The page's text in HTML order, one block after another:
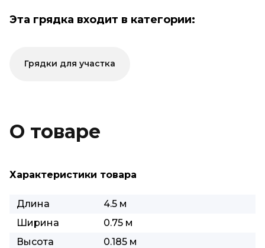
Эта грядка входит в категории:
Грядки для участка
О товаре
Характеристики товара
Длина
4.5 м
Ширина
0.75 м
Высота
0.185 м